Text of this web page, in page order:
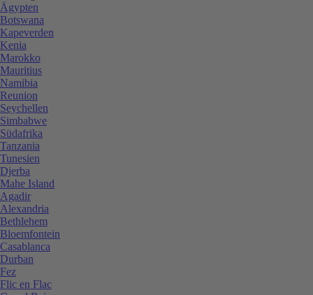
Ägypten
Botswana
Kapeverden
Kenia
Marokko
Mauritius
Namibia
Reunion
Seychellen
Simbabwe
Südafrika
Tanzania
Tunesien
Djerba
Mahe Island
Agadir
Alexandria
Bethlehem
Bloemfontein
Casablanca
Durban
Fez
Flic en Flac